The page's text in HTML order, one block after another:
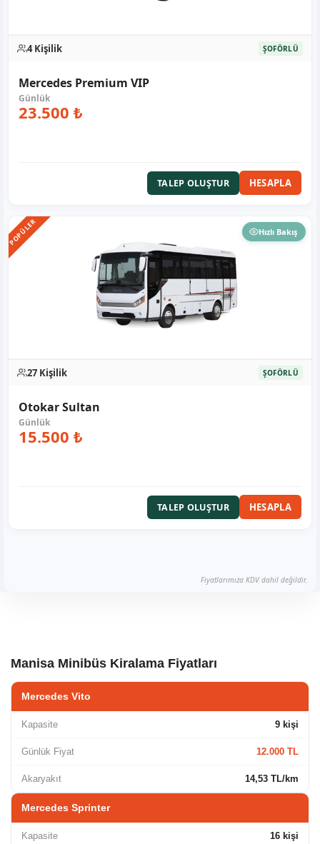
4 Kişilik ŞOFÖRLÜ
Mercedes Premium VIP
23.500 ₺
TALEP OLUŞTUR HESAPLA
POPÜLER Hızlı Bakış
27 Kişilik ŞOFÖRLÜ
Otokar Sultan
15.500 ₺
TALEP OLUŞTUR HESAPLA
Fiyatlarımıza KDV dahil değildir.
Manisa Minibüs Kiralama Fiyatları
Mercedes Vito
Kapasite 9 kişi
Günlük Fiyat 12.000 TL
Akaryakıt 14,53 TL/km
Mercedes Sprinter
Kapasite 16 kişi